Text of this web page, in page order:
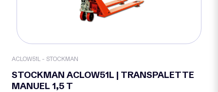
ACLOW51L - STOCKMAN
STOCKMAN ACLOW51L | TRANSPALETTE
MANUEL 1,5 T